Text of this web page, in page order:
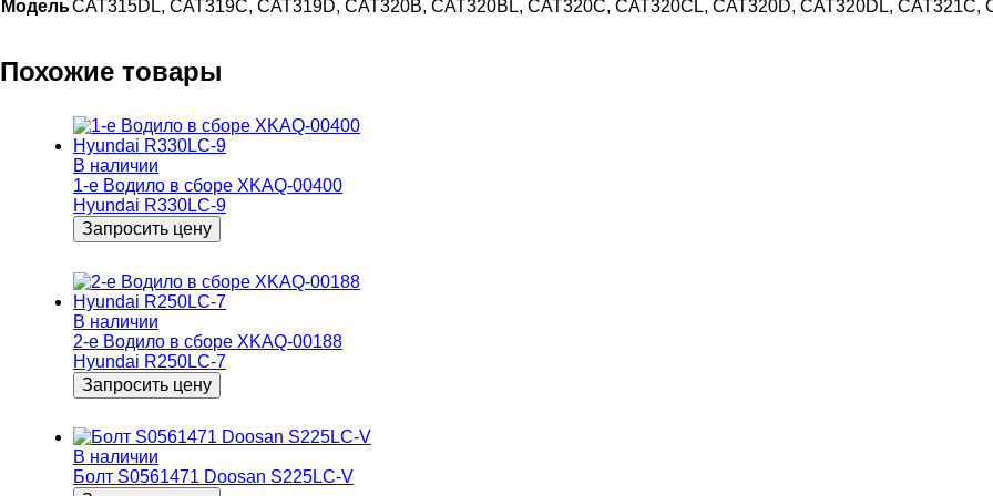
МодельCAT315DL, CAT319C, CAT319D, CAT320B, CAT320BL, CAT320C, CAT320CL, CAT320D, CAT320DL, CAT321C,
Похожие товары
В наличии
1-е Водило в сборе XKAQ-00400
Hyundai R330LC-9
Запросить цену
В наличии
2-e Водило в сборе XKAQ-00188
Hyundai R250LC-7
Запросить цену
В наличии
Болт S0561471 Doosan S225LC-V